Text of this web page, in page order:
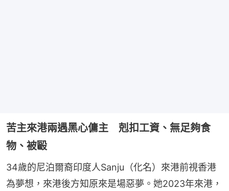
苦主來港兩遇黑心傭主 剋扣工資、無足夠食
物、被毆
34歲的尼泊爾裔印度人Sanju（化名）來港前視香港
為夢想，來港後方知原來是場惡夢。她2023年來港，